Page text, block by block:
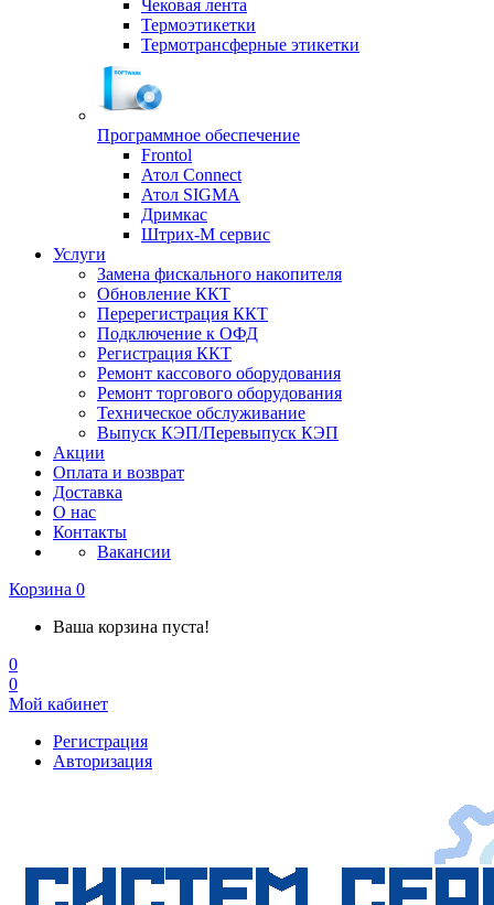
Чековая лента
Термоэтикетки
Термотрансферные этикетки
Программное обеспечение
Frontol
Атол Connect
Атол SIGMA
Дримкас
Штрих-М сервис
Услуги
Замена фискального накопителя
Обновление ККТ
Перерегистрация ККТ
Подключение к ОФД
Регистрация ККТ
Ремонт кассового оборудования
Ремонт торгового оборудования
Техническое обслуживание
Выпуск КЭП/Перевыпуск КЭП
Акции
Оплата и возврат
Доставка
О нас
Контакты
Вакансии
Корзина 0
Ваша корзина пуста!
0
0
Мой кабинет
Регистрация
Авторизация